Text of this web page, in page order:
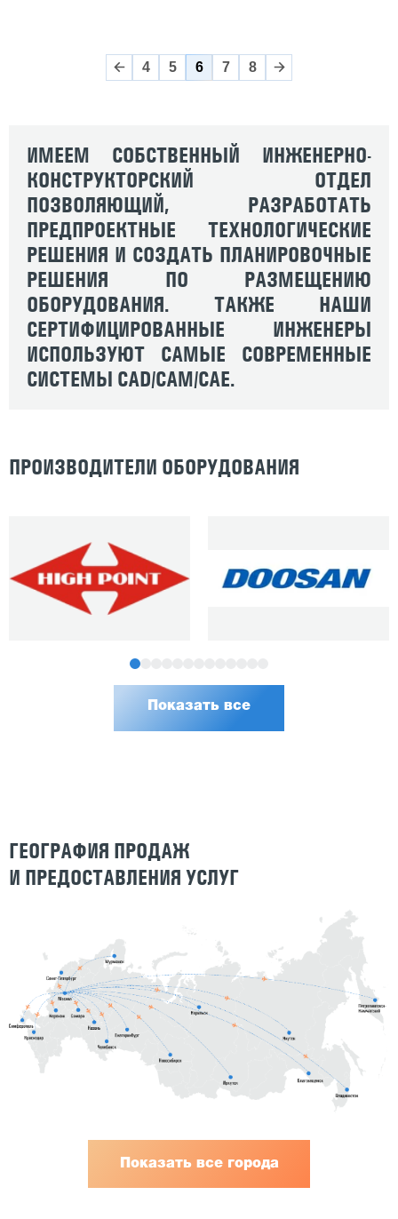
4 5 6 7 8
ИМЕЕМ СОБСТВЕННЫЙ ИНЖЕНЕРНО-
КОНСТРУКТОРСКИЙ ОТДЕЛ
ПОЗВОЛЯЮЩИЙ, РАЗРАБОТАТЬ
ПРЕДПРОЕКТНЫЕ ТЕХНОЛОГИЧЕСКИЕ
РЕШЕНИЯ И СОЗДАТЬ ПЛАНИРОВОЧНЫЕ
РЕШЕНИЯ ПО РАЗМЕЩЕНИЮ
ОБОРУДОВАНИЯ. ТАКЖЕ НАШИ
СЕРТИФИЦИРОВАННЫЕ ИНЖЕНЕРЫ
ИСПОЛЬЗУЮТ САМЫЕ СОВРЕМЕННЫЕ
СИСТЕМЫ CAD/CAM/CAE.
ПРОИЗВОДИТЕЛИ ОБОРУДОВАНИЯ
Показать все
ГЕОГРАФИЯ ПРОДАЖ
И ПРЕДОСТАВЛЕНИЯ УСЛУГ
Показать все города